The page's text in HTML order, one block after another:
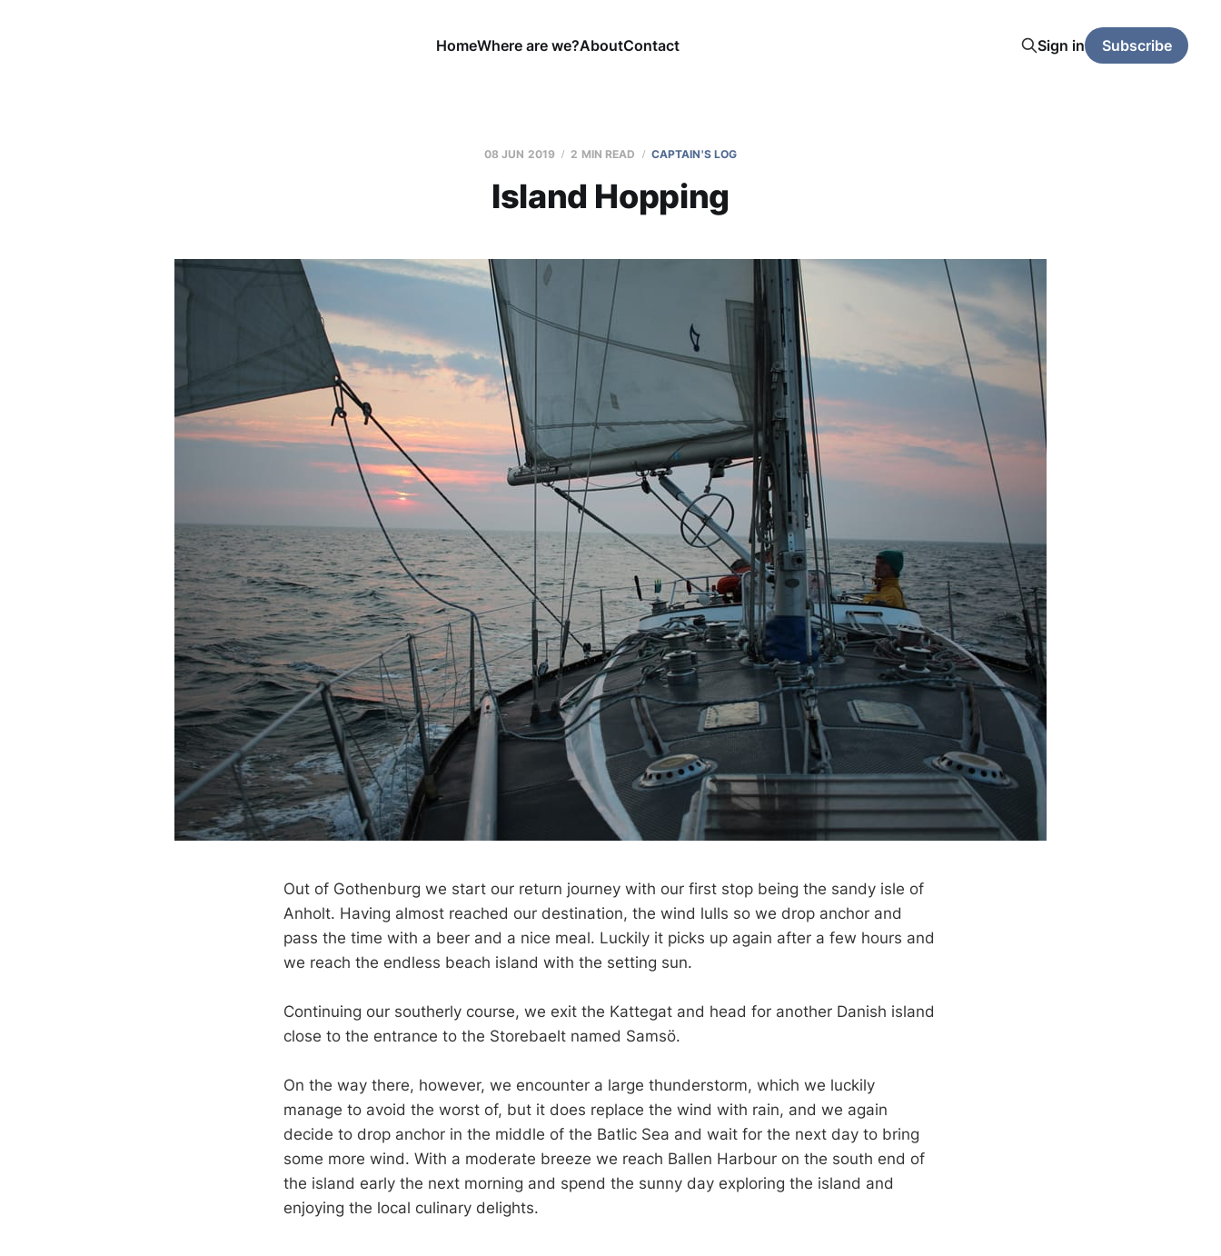
HomeWhere are we?AboutContact Sign in Subscribe
08 JUN 2019 2 MIN READ CAPTAIN'S LOG
Island Hopping
Out of Gothenburg we start our return journey with our first stop being the sandy isle of
Anholt. Having almost reached our destination, the wind lulls so we drop anchor and
pass the time with a beer and a nice meal. Luckily it picks up again after a few hours and
we reach the endless beach island with the setting sun.
Continuing our southerly course, we exit the Kattegat and head for another Danish island
close to the entrance to the Storebaelt named Samsö.
On the way there, however, we encounter a large thunderstorm, which we luckily
manage to avoid the worst of, but it does replace the wind with rain, and we again
decide to drop anchor in the middle of the Batlic Sea and wait for the next day to bring
some more wind. With a moderate breeze we reach Ballen Harbour on the south end of
the island early the next morning and spend the sunny day exploring the island and
enjoying the local culinary delights.